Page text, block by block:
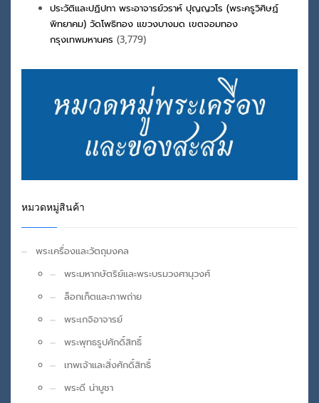
ประวัติและปฏิปทา พระอาจารย์วราห์ ปุญญวโร (พระครูวิศิษฏ์
พิทยาคม) วัดโพธิทอง แขวงบางมด เขตจอมทอง
กรุงเทพมหานคร (3,779)
หมวดหมู่สินค้า
พระเครื่องและวัตถุมงคล
พระมหากษัตริย์และพระบรมวงศานุวงศ์
ล็อกเก็ตและภาพถ่าย
พระเกจิอาจารย์
พระพุทธรูปศักดิ์สิทธิ์
เทพเจ้าและสิ่งศักดิ์สิทธิ์
พระดี น่าบูชา